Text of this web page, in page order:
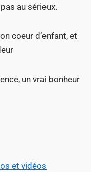
au sérieux.
coeur d’enfant, et
un vrai bonheur
et vidéos